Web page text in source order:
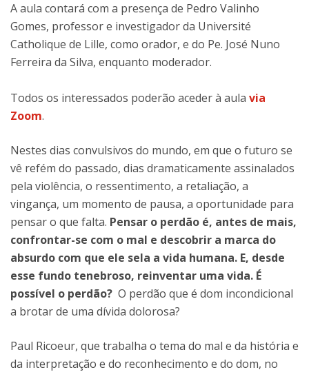
A aula contará com a presença de Pedro Valinho
Gomes, professor e investigador da Université
Catholique de Lille, como orador, e do Pe. José Nuno
Ferreira da Silva, enquanto moderador.
Todos os interessados poderão aceder à aula via
Zoom.
Nestes dias convulsivos do mundo, em que o futuro se
vê refém do passado, dias dramaticamente assinalados
pela violência, o ressentimento, a retaliação, a
vingança, um momento de pausa, a oportunidade para
pensar o que falta. Pensar o perdão é, antes de mais,
confrontar-se com o mal e descobrir a marca do
absurdo com que ele sela a vida humana. E, desde
esse fundo tenebroso, reinventar uma vida. É
possível o perdão? O perdão que é dom incondicional
a brotar de uma dívida dolorosa?
Paul Ricoeur, que trabalha o tema do mal e da história e
da interpretação e do reconhecimento e do dom, no